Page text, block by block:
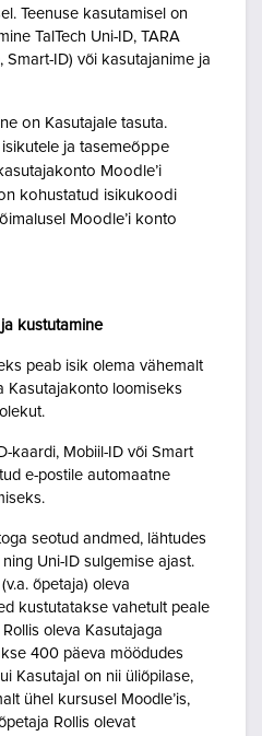
Teenuse kasutamisel on
TalTech Uni-ID, TARA
Smart-ID) või kasutajanime ja
on Kasutajale tasuta.
ja tasemeõppe
Moodle’i
kohustatud isikukoodi
Moodle’i konto
kustutamine
peab isik olema vähemalt
Kasutajakonto loomiseks
kaardi, Mobiil-ID või Smart
e-postile automaatne
seotud andmed, lähtudes
ning Uni-ID sulgemise ajast.
õpetaja) oleva
kustutatakse vahetult peale
oleva Kasutajaga
400 päeva möödudes
Kasutajal on nii üliõpilase,
ühel kursusel Moodle’is,
Rollis olevat